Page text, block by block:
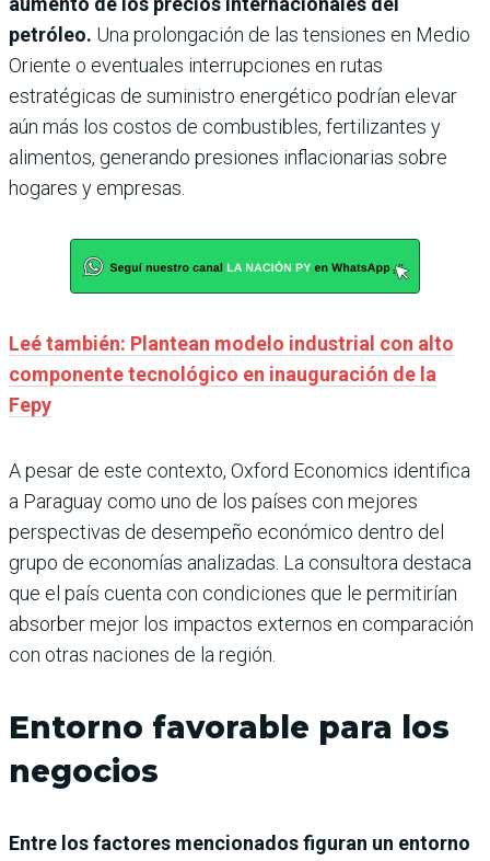
petróleo. Una prolongación de las tensiones en Medio
Oriente o eventuales interrupciones en rutas
estratégicas de suministro energético podrían elevar
aún más los costos de combustibles, fertilizantes y
alimentos, generando presiones inflacionarias sobre
hogares y empresas.
Leé también: Plantean modelo industrial con alto
componente tecnológico en inauguración de la
Fepy
A pesar de este contexto, Oxford Economics identifica
a Paraguay como uno de los países con mejores
perspectivas de desempeño económico dentro del
grupo de economías analizadas. La consultora destaca
que el país cuenta con condiciones que le permitirían
absorber mejor los impactos externos en comparación
con otras naciones de la región.
Entorno favorable para los
negocios
Entre los factores mencionados figuran un entorno